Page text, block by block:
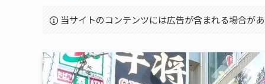
当サイトのコンテンツには広告が含まれる場合が